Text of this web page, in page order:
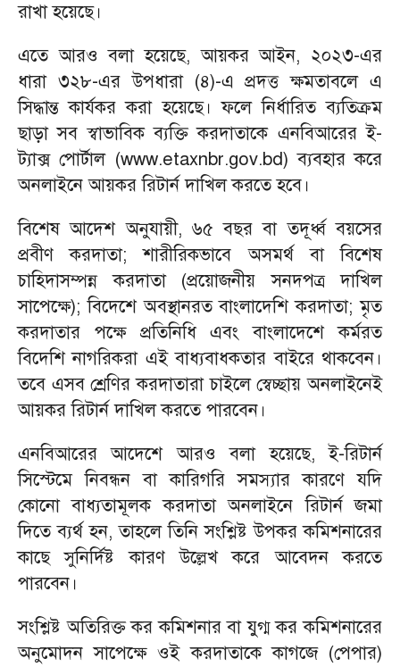
রাখা হয়েছে।
এতে আরও বলা হয়েছে, আয়কর আইন, ২০২৩-এর
ধারা ৩২৮-এর উপধারা (৪)-এ প্রদত্ত ক্ষমতাবলে এ
সিদ্ধান্ত কার্যকর করা হয়েছে। ফলে নির্ধারিত ব্যতিক্রম
ছাড়া সব স্বাভাবিক ব্যক্তি করদাতাকে এনবিআরের ই-
ট্যাক্স পোর্টাল (www.etaxnbr.gov.bd) ব্যবহার করে
অনলাইনে আয়কর রিটার্ন দাখিল করতে হবে।
বিশেষ আদেশ অনুযায়ী, ৬৫ বছর বা তদূর্ধ্ব বয়সের
প্রবীণ করদাতা; শারীরিকভাবে অসমর্থ বা বিশেষ
চাহিদাসম্পন্ন করদাতা (প্রয়োজনীয় সনদপত্র দাখিল
সাপেক্ষে); বিদেশে অবস্থানরত বাংলাদেশি করদাতা; মৃত
করদাতার পক্ষে প্রতিনিধি এবং বাংলাদেশে কর্মরত
বিদেশি নাগরিকরা এই বাধ্যবাধকতার বাইরে থাকবেন।
তবে এসব শ্রেণির করদাতারা চাইলে স্বেচ্ছায় অনলাইনেই
আয়কর রিটার্ন দাখিল করতে পারবেন।
এনবিআরের আদেশে আরও বলা হয়েছে, ই-রিটার্ন
সিস্টেমে নিবন্ধন বা কারিগরি সমস্যার কারণে যদি
কোনো বাধ্যতামূলক করদাতা অনলাইনে রিটার্ন জমা
দিতে ব্যর্থ হন, তাহলে তিনি সংশ্লিষ্ট উপকর কমিশনারের
কাছে সুনির্দিষ্ট কারণ উল্লেখ করে আবেদন করতে
পারবেন।
সংশ্লিষ্ট অতিরিক্ত কর কমিশনার বা যুগ্ম কর কমিশনারের
অনুমোদন সাপেক্ষে ওই করদাতাকে কাগজে (পেপার)